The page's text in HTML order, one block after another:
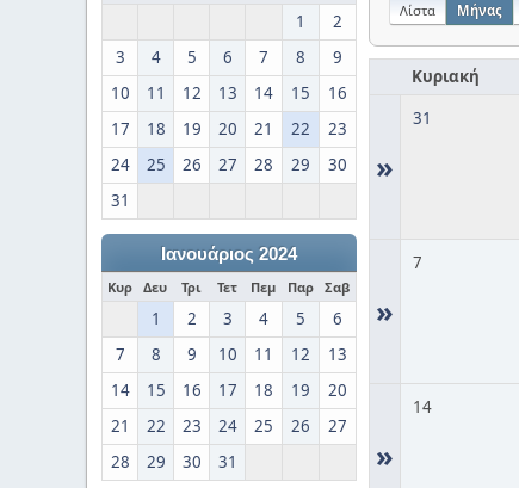
1
2
3
4 5 6 7 8
9
10
11 12 13 14 15
16
17
18 19 20 21 22
23
24
25 26 27 28 29
30
31
Ιανουάριος 2024
Κυρ Δευ Τρι Τετ Πεμ Παρ Σαβ
1 2 3 4 5
6
7
8 9 10 11 12
13
14
15 16 17 18 19
20
21
22 23 24 25 26
27
28
29 30 31
Λίστα Μήνας
Κυριακή
»
31
»
7
»
14